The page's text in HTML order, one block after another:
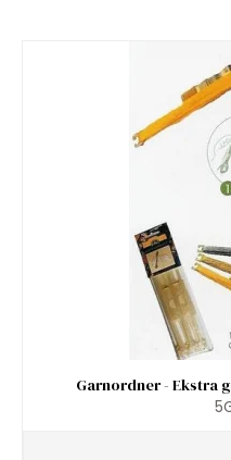
Garnordner - Ekstra